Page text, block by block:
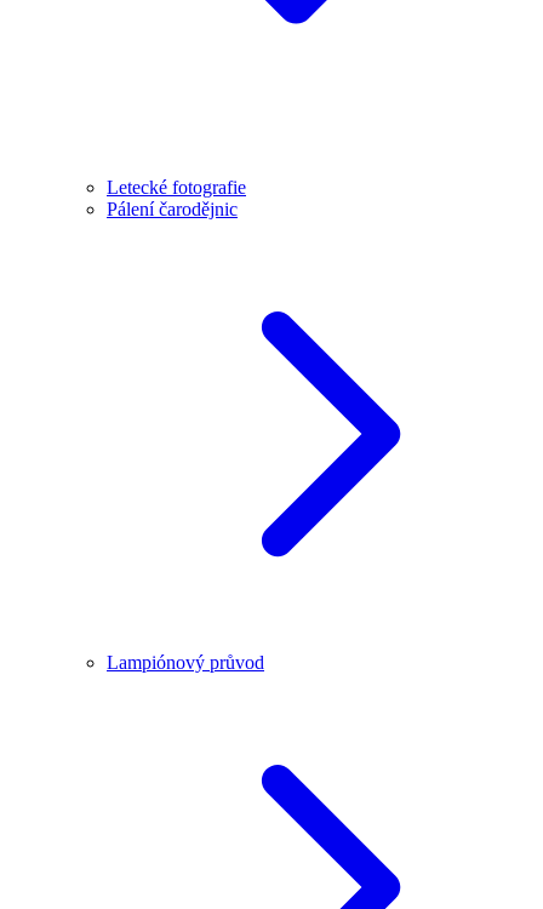
Letecké fotografie
Pálení čarodějnic
Lampiónový průvod